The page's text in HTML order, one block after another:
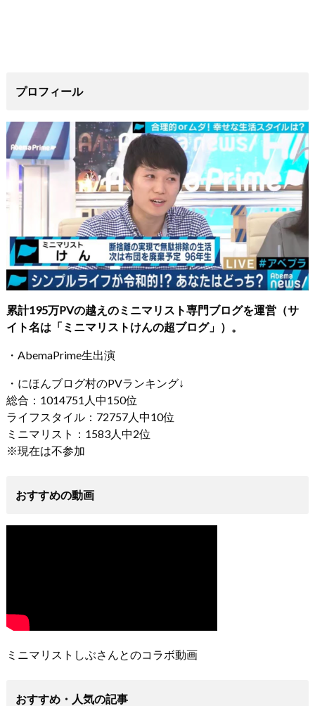
プロフィール
累計195万PVの越えのミニマリスト専門ブログを運営（サ
イト名は「ミニマリストけんの超ブログ」）。
・AbemaPrime生出演
・にほんブログ村のPVランキング↓
総合：1014751人中150位
ライフスタイル：72757人中10位
ミニマリスト：1583人中2位
※現在は不参加
おすすめの動画
ミニマリストしぶさんとのコラボ動画
おすすめ・人気の記事